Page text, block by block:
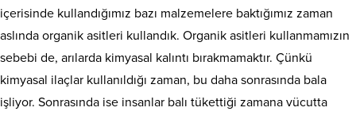
içerisinde kullandığımız bazı malzemelere baktığımız zaman
aslında organik asitleri kullandık. Organik asitleri kullanmamızın
sebebi de, arılarda kimyasal kalıntı bırakmamaktır. Çünkü
kimyasal ilaçlar kullanıldığı zaman, bu daha sonrasında bala
işliyor. Sonrasında ise insanlar balı tükettiği zamana vücutta